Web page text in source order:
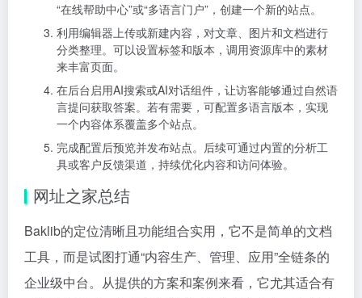
“在线帮助中心”或“多语言门户”，创建一个新的站点。
利用编辑器上传或新建内容，对文章、图片和文档进行
分类整理。可以设置标签和版本，调用资源库中的素材
来丰富页面。
在后台启用AI搜索或AI对话组件，让访客能够通过自然语
言提问获取答案。若有需要，可配置多语言版本，实现
一个内容体系覆盖多个站点。
完成配置后预览并发布站点。后续可通过内置的分析工
具或客户反馈渠道，持续优化内容和访问体验。
网址之家总结
Baklib的定位清晰且功能组合实用，它不是简单的文档
工具，而是试图打通“内容生产、管理、应用”全链条的
企业级中台。从提供的方案和案例来看，它尤其适合有